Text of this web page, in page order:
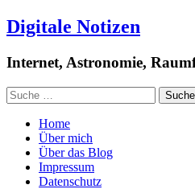
Digitale Notizen
Internet, Astronomie,
Home
Über mich
Über das Blog
Impressum
Datenschutz